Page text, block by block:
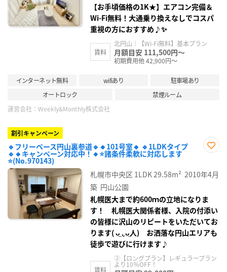
【お手頃価格の1K★】エアコン完備＆
Wi-Fi無料！大通乗り換えなしでコスパ
重視の方におすすめ♪✨
賃料
北円山｜【Wi-Fi無料】基本プラン
月額目安 111,500円～
初期費用他 42,900円～
インターネット無料 wifiあり
駐車場あり
オートロック
禁煙ルーム
運営会社： Weekly&Monthly株式会社
割引キャンペーン
🔹フリーベース円山裏参道🔹🔸101号室🔸 🔹1LDKタイプ
🔹🔸キャンペーン対応中！🔸⭐諸条件柔軟に対応します
⭐(No.970143)
り登
録
札幌市中央区 1LDK29.58m² 2010年4月
築 円山公園
札幌医大まで約600ｍの立地になりま
す！ 札幌医大関係者様、入院の付添い
の皆様に沢山のリピートをいただいてお
ります( ᴗ̤ .̮ ᴗ̤人) お洒落な円山エリアも
徒歩で遊びに行けます♪
賃料
②【ロングプラン】レギュラープラン
より10％OFF！